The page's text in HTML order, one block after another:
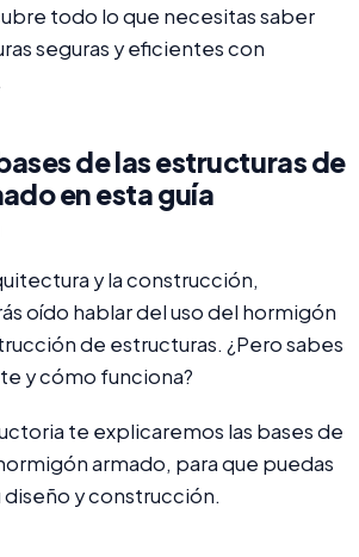
todo lo que necesitas saber
seguras y eficientes con
de las estructuras de
en esta guía
y la construcción,
oído hablar del uso del hormigón
de estructuras. ¿Pero sabes
y cómo funciona?
te explicaremos las bases de
armado, para que puedas
y construcción.